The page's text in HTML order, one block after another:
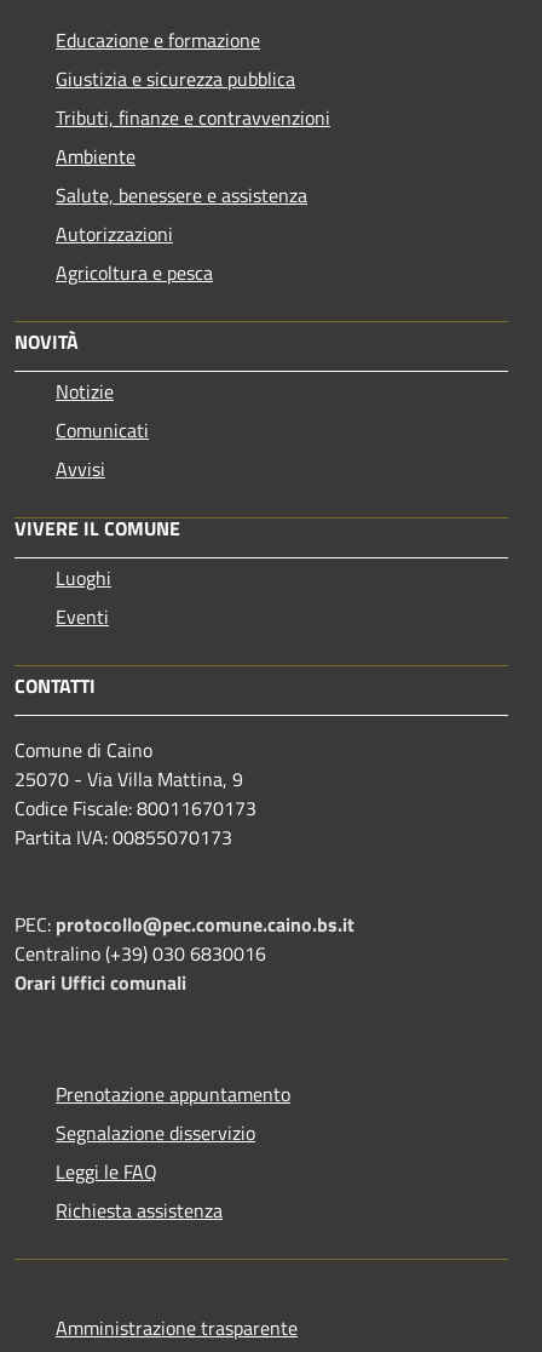
Educazione e formazione
Giustizia e sicurezza pubblica
Tributi, finanze e contravvenzioni
Ambiente
Salute, benessere e assistenza
Autorizzazioni
Agricoltura e pesca
NOVITÀ
Notizie
Comunicati
Avvisi
VIVERE IL COMUNE
Luoghi
Eventi
CONTATTI
Comune di Caino
25070 - Via Villa Mattina, 9
Codice Fiscale: 80011670173
Partita IVA: 00855070173
PEC: protocollo@pec.comune.caino.bs.it
Centralino (+39) 030 6830016
Orari Uffici comunali
Prenotazione appuntamento
Segnalazione disservizio
Leggi le FAQ
Richiesta assistenza
Amministrazione trasparente